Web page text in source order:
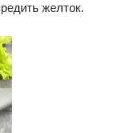
желток.